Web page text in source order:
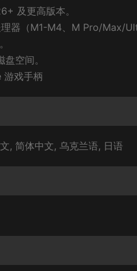
及更高版本。
器（M1-M4、M Pro/Max/
空间。
游戏手柄
, 简体中文, 乌克兰语, 日语